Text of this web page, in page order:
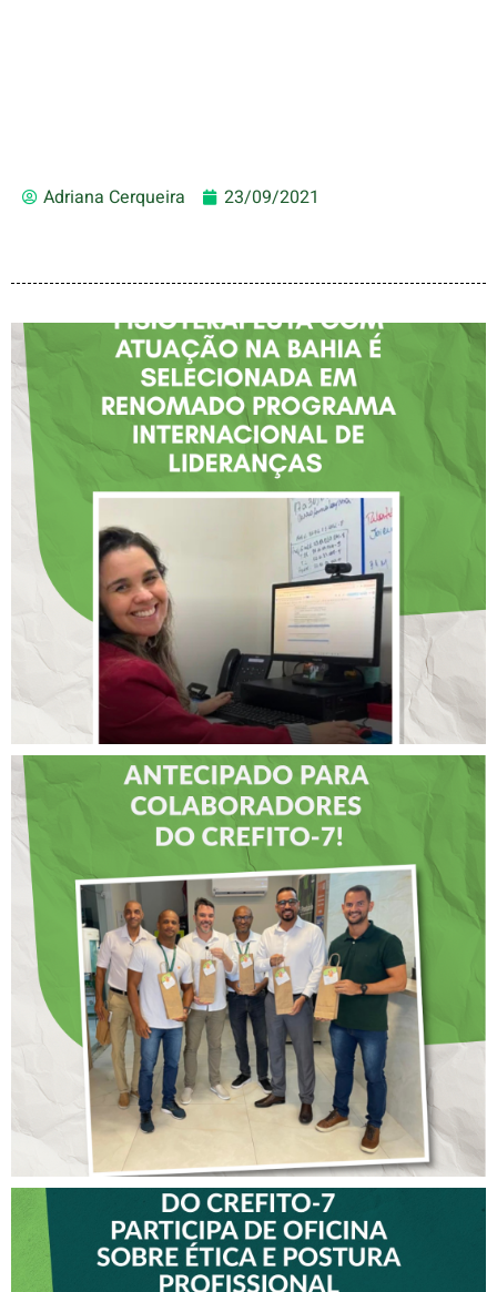
Adriana Cerqueira 23/09/2021
FISIOTERAPEUTA COM
ATUAÇÃO NA BAHIA É
SELECIONADA EM
RENOMADO PROGRAMA
INTERNACIONAL DE
LIDERANÇAS
DIA DOS PAIS É
ANTECIPADO PARA
COLABORADORES DO
CREFITO-7